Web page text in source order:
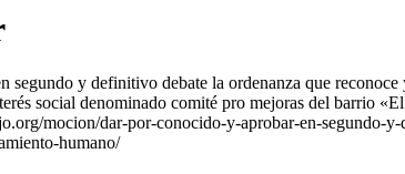
segundo y definitivo debate la ordenanza que
social denominado comité pro mejoras del barrio
mocion/dar-por-conocido-y-aprobar-en-segundo-
humano/